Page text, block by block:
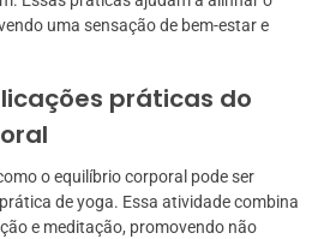
uma sensação de bem-estar e
práticas do
o equilíbrio corporal pode ser
de yoga. Essa atividade combina
e meditação, promovendo não